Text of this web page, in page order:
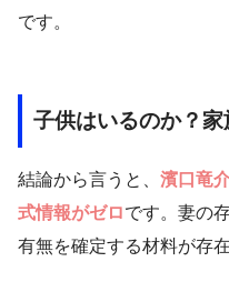
です。
子供はいるのか？
結論から言うと、 濱口竜
式情報がゼロです。妻の
有無を確定する材料が存